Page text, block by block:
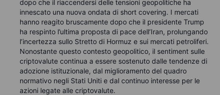
dopo che il riaccendersi delle tensioni geopolitiche ha
innescato una nuova ondata di short covering. I mercati
hanno reagito bruscamente dopo che il presidente Trump
ha respinto l’ultima proposta di pace dell’Iran, prolungando
l’incertezza sullo Stretto di Hormuz e sui mercati petroliferi.
Nonostante questo contesto geopolitico, il sentiment sulle
criptovalute continua a essere sostenuto dalle tendenze di
adozione istituzionale, dal miglioramento del quadro
normativo negli Stati Uniti e dal continuo interesse per le
azioni legate alle criptovalute.